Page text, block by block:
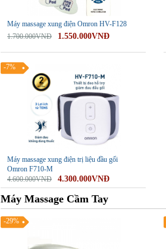
Máy massage xung điện Omron HV-F128
1.700.000VNĐ
1.550.000VNĐ
Máy massage xung điện trị liệu đầu gối
Omron F710-M
4.600.000VNĐ
4.300.000VNĐ
-7%
Máy Massage Cầm Tay
-29%